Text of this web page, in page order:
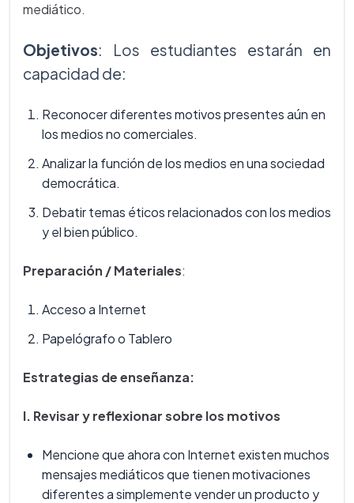
mediático.
Objetivos: Los estudiantes estarán en
capacidad de:
Reconocer diferentes motivos presentes aún en
los medios no comerciales.
Analizar la función de los medios en una sociedad
democrática.
Debatir temas éticos relacionados con los medios
y el bien público.
Preparación / Materiales:
Acceso a Internet
Papelógrafo o Tablero
Estrategias de enseñanza:
I. Revisar y reflexionar sobre los motivos
Mencione que ahora con Internet existen muchos
mensajes mediáticos que tienen motivaciones
diferentes a simplemente vender un producto y